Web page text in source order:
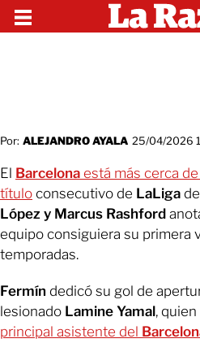
Por: ALEJANDRO AYALA 25/04/2026
El Barcelona está más cerca
título consecutivo de LaLiga
López y Marcus Rashford
equipo consiguiera su primera
temporadas.
Fermín dedicó su gol de
lesionado Lamine Yamal,
principal asistente del